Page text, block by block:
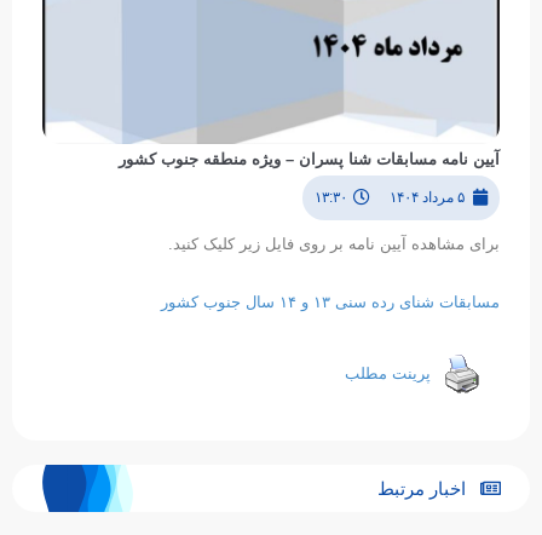
آیین نامه مسابقات شنا پسران – ویژه منطقه جنوب کشور
۵ مرداد ۱۴۰۴ ۱۳:۳۰
برای مشاهده آیین نامه بر روی فایل زیر کلیک کنید.
مسابقات شنای رده سنی ۱۳ و ۱۴ سال جنوب کشور
پرینت مطلب
اخبار مرتبط